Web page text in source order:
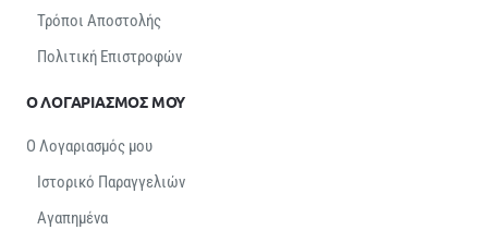
Τρόποι Αποστολής
Πολιτική Επιστροφών
Ο ΛΟΓΑΡΙΑΣΜΟΣ ΜΟΥ
Ο Λογαριασμός μου
Ιστορικό Παραγγελιών
Αγαπημένα